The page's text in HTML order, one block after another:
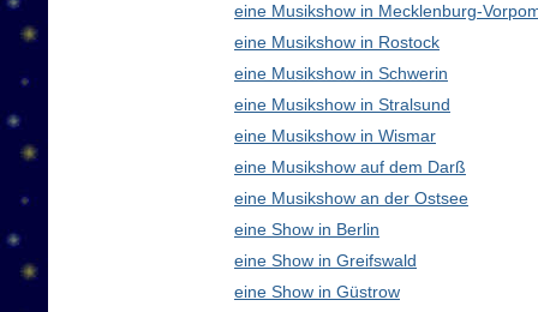
eine Musikshow in Mecklenburg-
eine Musikshow in Rostock
eine Musikshow in Schwerin
eine Musikshow in Stralsund
eine Musikshow in Wismar
eine Musikshow auf dem Darß
eine Musikshow an der Ostsee
eine Show in Berlin
eine Show in Greifswald
eine Show in Güstrow